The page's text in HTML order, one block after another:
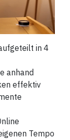
in 4
anhand
effektiv
Tempo